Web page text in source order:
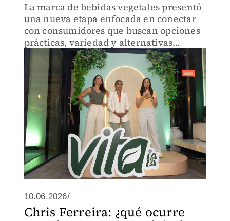
La marca de bebidas vegetales presentó
una nueva etapa enfocada en conectar
con consumidores que buscan opciones
prácticas, variedad y alternativas
alineadas con estilos de vida actuales
10.06.2026/
Chris Ferreira: ¿qué ocurre